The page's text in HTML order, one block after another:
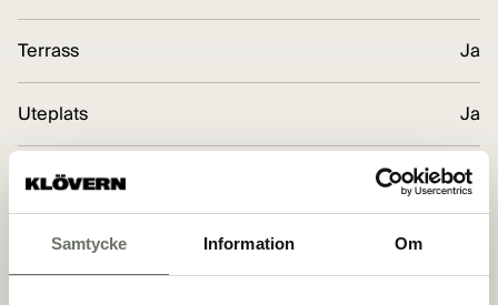
Samtycke Information Om
Terrass Ja
Uteplats Ja
Förråd Ja
Miljömärkning BREEAM-SE Excellent